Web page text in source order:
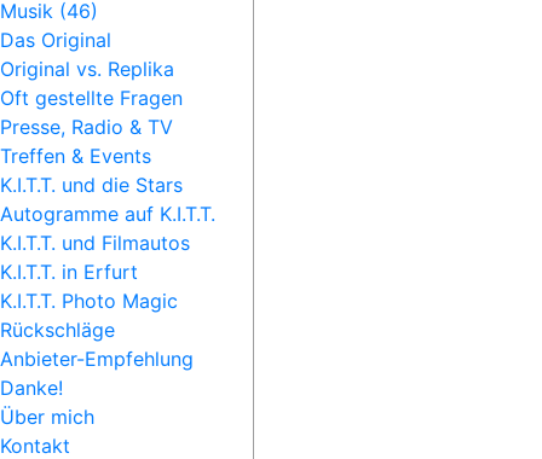
Musik (46)
Das Original
Original vs. Replika
Oft gestellte Fragen
Presse, Radio & TV
Treffen & Events
K.I.T.T. und die Stars
Autogramme auf K.I.T.T.
K.I.T.T. und Filmautos
K.I.T.T. in Erfurt
K.I.T.T. Photo Magic
Rückschläge
Anbieter-Empfehlung
Danke!
Über mich
Kontakt